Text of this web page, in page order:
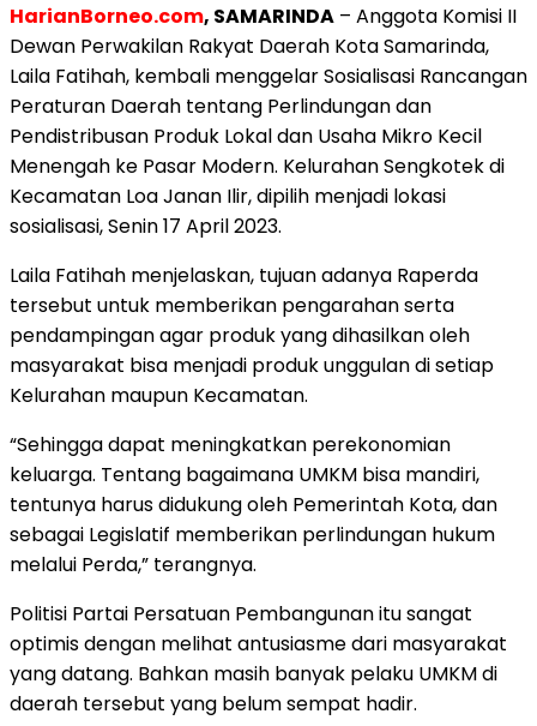
HarianBorneo.com, SAMARINDA – Anggota Komisi II
Dewan Perwakilan Rakyat Daerah Kota Samarinda,
Laila Fatihah, kembali menggelar Sosialisasi Rancangan
Peraturan Daerah tentang Perlindungan dan
Pendistribusan Produk Lokal dan Usaha Mikro Kecil
Menengah ke Pasar Modern. Kelurahan Sengkotek di
Kecamatan Loa Janan Ilir, dipilih menjadi lokasi
sosialisasi, Senin 17 April 2023.
Laila Fatihah menjelaskan, tujuan adanya Raperda
tersebut untuk memberikan pengarahan serta
pendampingan agar produk yang dihasilkan oleh
masyarakat bisa menjadi produk unggulan di setiap
Kelurahan maupun Kecamatan.
“Sehingga dapat meningkatkan perekonomian
keluarga. Tentang bagaimana UMKM bisa mandiri,
tentunya harus didukung oleh Pemerintah Kota, dan
sebagai Legislatif memberikan perlindungan hukum
melalui Perda,” terangnya.
Politisi Partai Persatuan Pembangunan itu sangat
optimis dengan melihat antusiasme dari masyarakat
yang datang. Bahkan masih banyak pelaku UMKM di
daerah tersebut yang belum sempat hadir.